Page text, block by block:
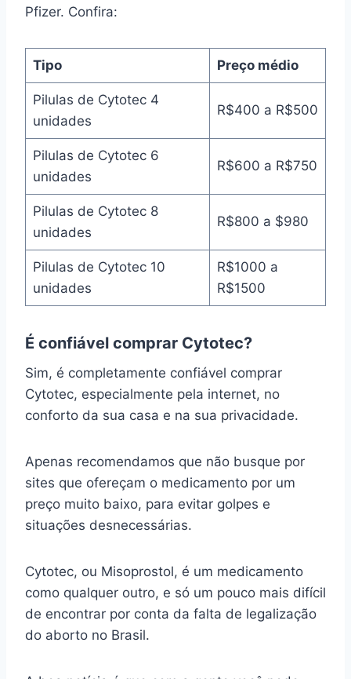
Pfizer. Confira:
Tipo Preço médio
Pilulas de Cytotec 4
unidades
R$400 a R$500
Pilulas de Cytotec 6
unidades
R$600 a R$750
Pilulas de Cytotec 8
unidades
R$800 a $980
Pilulas de Cytotec 10
unidades
R$1000 a
R$1500
É confiável comprar Cytotec?
Sim, é completamente confiável comprar
Cytotec, especialmente pela internet, no
conforto da sua casa e na sua privacidade.
Apenas recomendamos que não busque por
sites que ofereçam o medicamento por um
preço muito baixo, para evitar golpes e
situações desnecessárias.
Cytotec, ou Misoprostol, é um medicamento
como qualquer outro, e só um pouco mais difícil
de encontrar por conta da falta de legalização
do aborto no Brasil.